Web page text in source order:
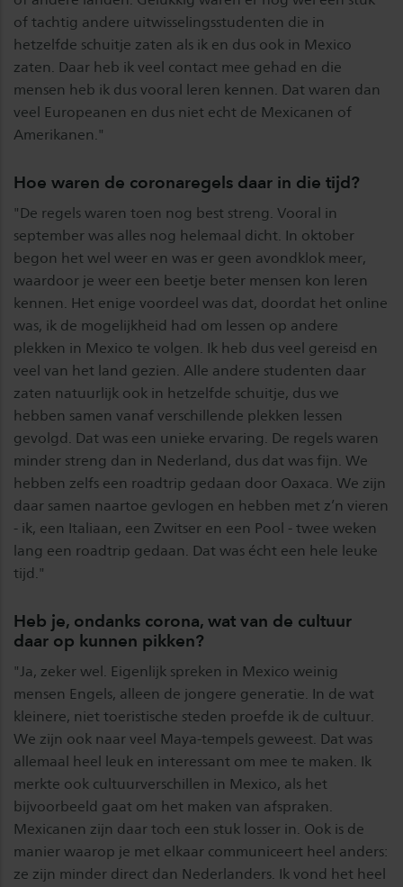
of tachtig andere uitwisselingsstudenten die in
hetzelfde schuitje zaten als ik en dus ook in Mexico
zaten. Daar heb ik veel contact mee gehad en die
mensen heb ik dus vooral leren kennen. Dat waren dan
veel Europeanen en dus niet echt de Mexicanen of
Amerikanen."
Hoe waren de coronaregels daar in die tijd?
"De regels waren toen nog best streng. Vooral in
september was alles nog helemaal dicht. In oktober
begon het wel weer en was er geen avondklok meer,
waardoor je weer een beetje beter mensen kon leren
kennen. Het enige voordeel was dat, doordat het online
was, ik de mogelijkheid had om lessen op andere
plekken in Mexico te volgen. Ik heb dus veel gereisd en
veel van het land gezien. Alle andere studenten daar
zaten natuurlijk ook in hetzelfde schuitje, dus we
hebben samen vanaf verschillende plekken lessen
gevolgd. Dat was een unieke ervaring. De regels waren
minder streng dan in Nederland, dus dat was fijn. We
hebben zelfs een roadtrip gedaan door Oaxaca. We zijn
daar samen naartoe gevlogen en hebben met z’n vieren
- ik, een Italiaan, een Zwitser en een Pool - twee weken
lang een roadtrip gedaan. Dat was écht een hele leuke
tijd."
Heb je, ondanks corona, wat van de cultuur
daar op kunnen pikken?
"Ja, zeker wel. Eigenlijk spreken in Mexico weinig
mensen Engels, alleen de jongere generatie. In de wat
kleinere, niet toeristische steden proefde ik de cultuur.
We zijn ook naar veel Maya-tempels geweest. Dat was
allemaal heel leuk en interessant om mee te maken. Ik
merkte ook cultuurverschillen in Mexico, als het
bijvoorbeeld gaat om het maken van afspraken.
Mexicanen zijn daar toch een stuk losser in. Ook is de
manier waarop je met elkaar communiceert heel anders:
ze zijn minder direct dan Nederlanders. Ik vond het heel